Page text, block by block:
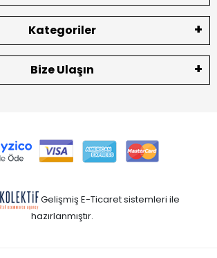
Kategoriler
Bize Ulaşın
Gelişmiş E-Ticaret sistemleri ile
hazırlanmıştır.